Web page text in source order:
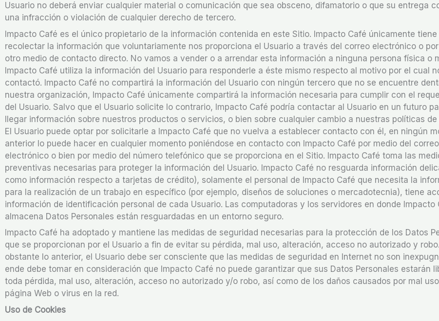
Usuario no deberá enviar cualquier material o comunicación que sea obsceno, difamatorio o que su entrega
una infracción o violación de cualquier derecho de tercero.
Impacto Café es el único propietario de la información contenida en este Sitio. Impacto Café únicamente
recolectar la información que voluntariamente nos proporciona el Usuario a través del correo electrónico o
otro medio de contacto directo. No vamos a vender o a arrendar esta información a ninguna persona física o
Impacto Café utiliza la información del Usuario para responderle a éste mismo respecto al motivo por el cual
contactó. Impacto Café no compartirá la información del Usuario con ningún tercero que no se encuentre
nuestra organización, Impacto Café únicamente compartirá la información necesaria para cumplir con el
del Usuario. Salvo que el Usuario solicite lo contrario, Impacto Café podría contactar al Usuario en un futuro
llegar información sobre nuestros productos o servicios, o bien sobre cualquier cambio a nuestras políticas
El Usuario puede optar por solicitarle a Impacto Café que no vuelva a establecer contacto con él, en ningún
anterior lo puede hacer en cualquier momento poniéndose en contacto con Impacto Café por medio del correo
electrónico o bien por medio del número telefónico que se proporciona en el Sitio. Impacto Café toma las
preventivas necesarias para proteger la información del Usuario. Impacto Café no resguarda información
como información respecto a tarjetas de crédito), solamente el personal de Impacto Café que necesita la
para la realización de un trabajo en específico (por ejemplo, diseños de soluciones o mercadotecnia), tiene
información de identificación personal de cada Usuario. Las computadoras y los servidores en donde Impacto
almacena Datos Personales están resguardadas en un entorno seguro.
Impacto Café ha adoptado y mantiene las medidas de seguridad necesarias para la protección de los Datos
que se proporcionan por el Usuario a fin de evitar su pérdida, mal uso, alteración, acceso no autorizado y
obstante lo anterior, el Usuario debe ser consciente que las medidas de seguridad en Internet no son
ende debe tomar en consideración que Impacto Café no puede garantizar que sus Datos Personales estarán
toda pérdida, mal uso, alteración, acceso no autorizado y/o robo, así como de los daños causados por mal
página Web o virus en la red.
Uso de Cookies